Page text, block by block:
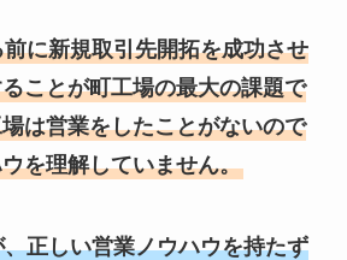
に新規取引先開拓を成功させ
ことが町工場の最大の課題で
は営業をしたことがないので
を理解していません。
正しい営業ノウハウを持たず